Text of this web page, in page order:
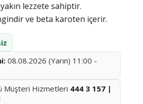
lezzete sahiptir.
ve beta karoten içerir.
08.08.2026 (Yarın) 11:00 -
Müşteri Hizmetleri 444 3 157 |